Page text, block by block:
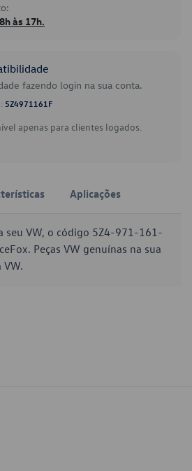
às 17h.
fazendo login na sua conta.
5Z4971161F
apenas para clientes logados.
Aplicações
seu VW, o código 5Z4-971-161-
Peças VW genuínas na sua